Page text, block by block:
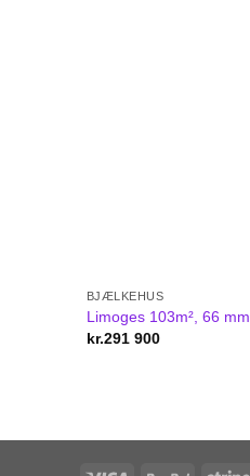
BJÆLKEHUS
Limoges 103m², 66 mm
kr.291 900